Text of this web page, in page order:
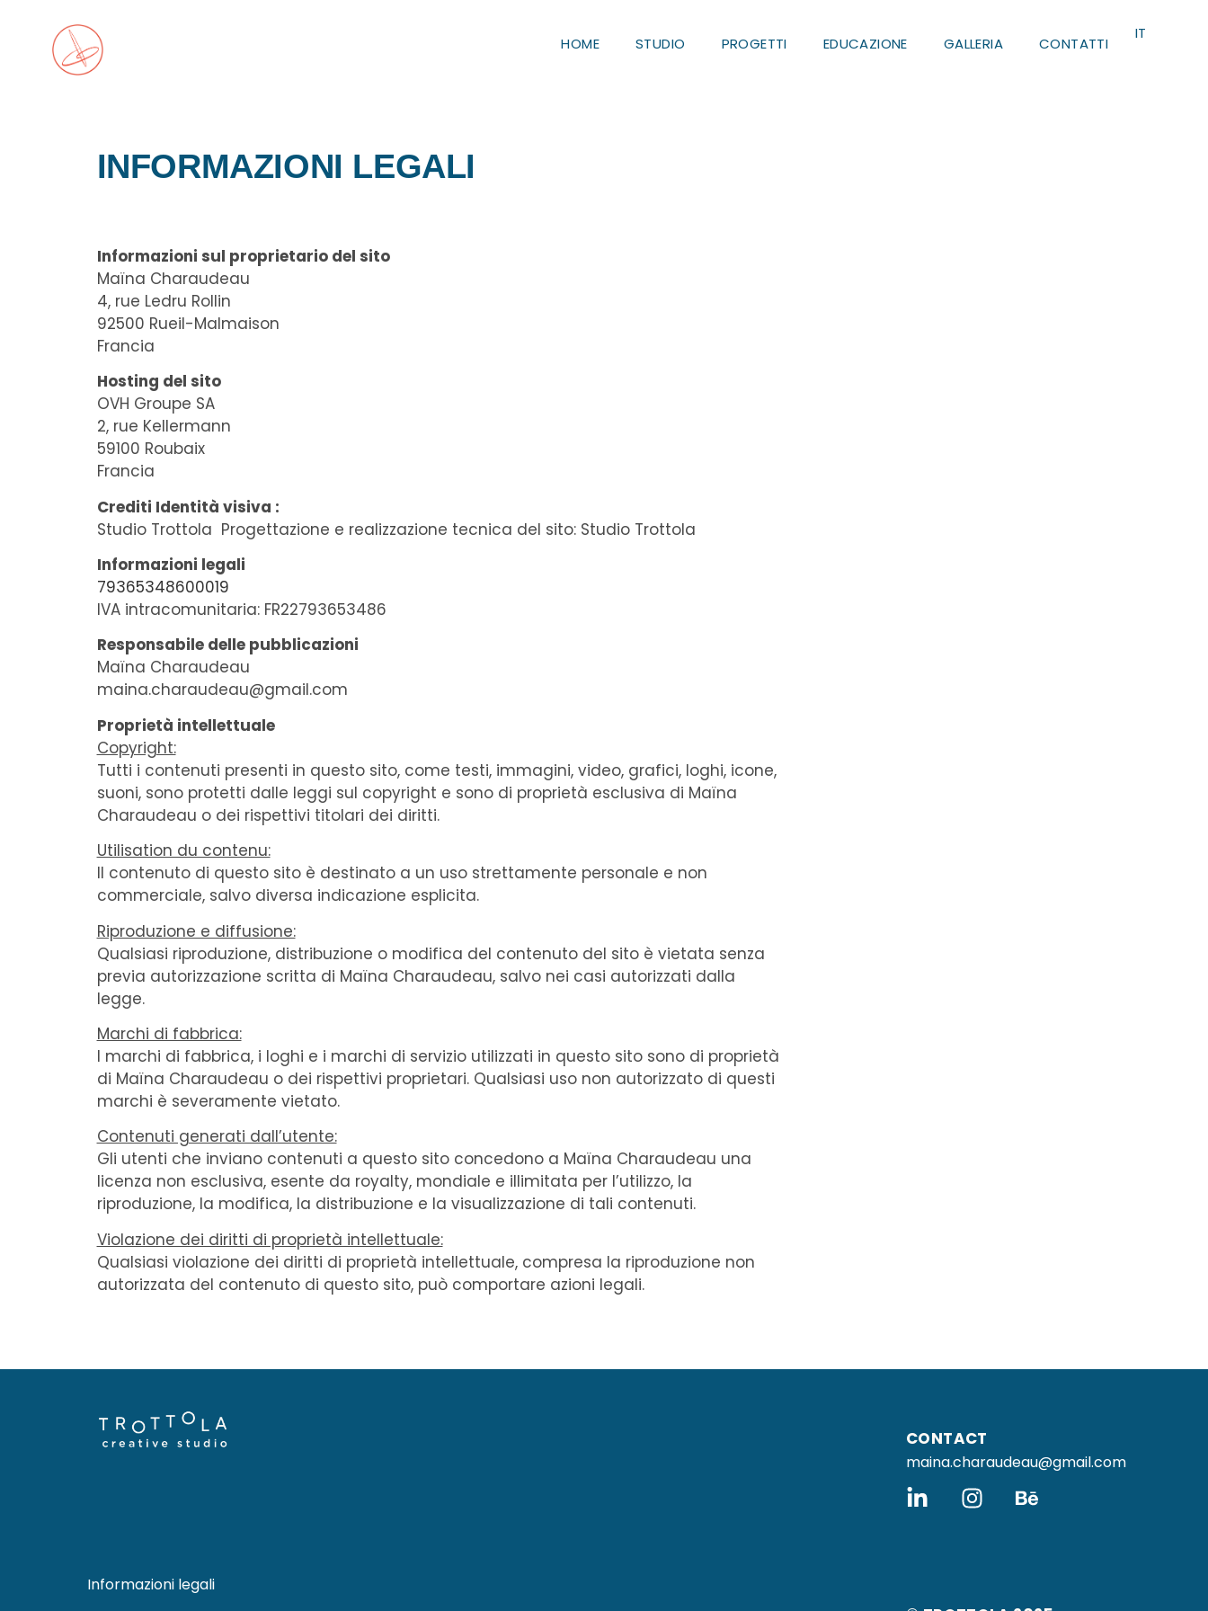
HOME STUDIO PROGETTI EDUCAZIONE GALLERIA CONTATTI
IT
EN
INFORMAZIONI LEGALI
Informazioni sul proprietario del sito
Maïna Charaudeau
4, rue Ledru Rollin
92500 Rueil-Malmaison
Francia
Hosting del sito
OVH Groupe SA
2, rue Kellermann
59100 Roubaix
Francia
Crediti Identità visiva :
Studio Trottola ‍ Progettazione e realizzazione tecnica del sito: Studio Trottola
Informazioni legali
79365348600019
IVA intracomunitaria: FR22793653486
Responsabile delle pubblicazioni
Maïna Charaudeau
maina.charaudeau@gmail.com
Proprietà intellettuale
Copyright:
Tutti i contenuti presenti in questo sito, come testi, immagini, video, grafici, loghi, icone,
suoni, sono protetti dalle leggi sul copyright e sono di proprietà esclusiva di Maïna
Charaudeau o dei rispettivi titolari dei diritti.
‍Utilisation du contenu:
Il contenuto di questo sito è destinato a un uso strettamente personale e non
commerciale, salvo diversa indicazione esplicita.
Riproduzione e diffusione:
Qualsiasi riproduzione, distribuzione o modifica del contenuto del sito è vietata senza
previa autorizzazione scritta di Maïna Charaudeau, salvo nei casi autorizzati dalla
legge.
Marchi di fabbrica:
I marchi di fabbrica, i loghi e i marchi di servizio utilizzati in questo sito sono di proprietà
di Maïna Charaudeau o dei rispettivi proprietari. Qualsiasi uso non autorizzato di questi
marchi è severamente vietato.
Contenuti generati dall’utente:
Gli utenti che inviano contenuti a questo sito concedono a Maïna Charaudeau una
licenza non esclusiva, esente da royalty, mondiale e illimitata per l’utilizzo, la
riproduzione, la modifica, la distribuzione e la visualizzazione di tali contenuti.
Violazione dei diritti di proprietà intellettuale:
Qualsiasi violazione dei diritti di proprietà intellettuale, compresa la riproduzione non
autorizzata del contenuto di questo sito, può comportare azioni legali.
CONTACT
maina.charaudeau@gmail.com
Informazioni legali